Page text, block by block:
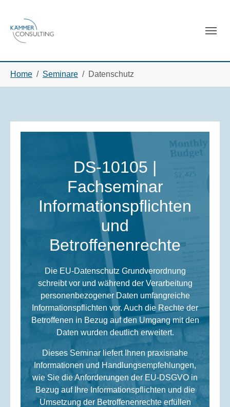
Home Seminare Datenschutz
DS-10105 |
Fachseminar
Informationspflichten
und
Betroffenenrechte
Die EU-Datenschutz Grundverordnung
schreibt vor und während der Verarbeitung
personenbezogener Daten umfangreiche
Informationspflichten vor. Auch die Rechte der
Betroffenen in Bezug auf den Umgang mit den
Daten wurden deutlich erweitert.
Dieses Seminar liefert Ihnen praxisnahe
Informationen und Handlungsempfehlungen,
wie Sie die Anforderungen der EU-DSGVO in
Bezug auf Ihre Informationspflichten und die
Umsetzung der Betroffenenrechte erfüllen